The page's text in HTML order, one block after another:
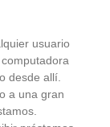
usuario
desde allí.
a una gran